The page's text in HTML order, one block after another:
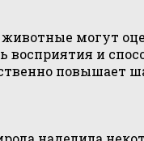
животные могут
восприятия и
повышает